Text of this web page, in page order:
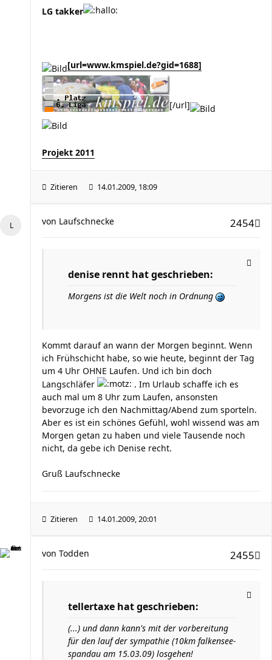
LG takker
[url=www.kmspiel.de?gid=1688]
[/url]
Projekt 2011
Zitieren 14.01.2009, 18:09
2454
von Laufschnecke
denise rennt hat geschrieben:
Morgens ist die Welt noch in Ordnung
Kommt darauf an wann der Morgen beginnt. Wenn
ich Frühschicht habe, so wie heute, beginnt der Tag
um 4 Uhr OHNE Laufen. Und ich bin doch
Langschläfer
. Im Urlaub schaffe ich es
auch mal um 8 Uhr zum Laufen, ansonsten
bevorzuge ich den Nachmittag/Abend zum sporteln.
Aber es ist ein schönes Gefühl, wohl wissend was am
Morgen getan zu haben und viele Tausende noch
nicht, da gebe ich Denise recht.
Gruß Laufschnecke
Zitieren 14.01.2009, 20:01
2455
von Todden
tellertaxe hat geschrieben:
(...) und dann kann's mit der vorbereitung
für den lauf der sympathie (10km falkensee-
spandau am 15.03.09) losgehen!